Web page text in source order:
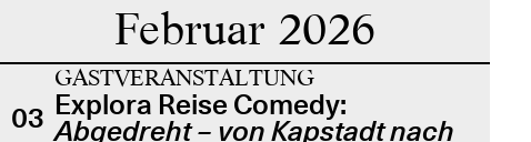
Februar 2026
03
GASTVERANSTALTUNG
Explora Reise Comedy:
Abgedreht – von Kapstadt nach